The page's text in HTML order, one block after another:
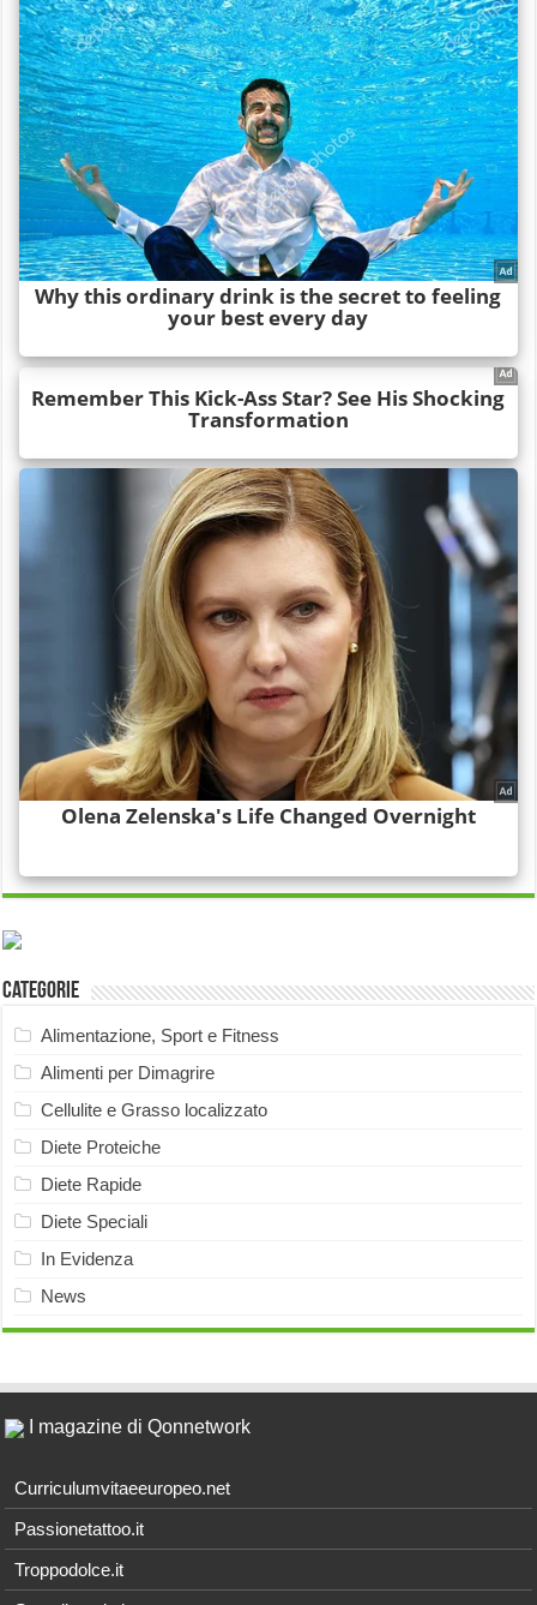
Categorie
Alimentazione, Sport e Fitness
Alimenti per Dimagrire
Cellulite e Grasso localizzato
Diete Proteiche
Diete Rapide
Diete Speciali
In Evidenza
News
I magazine di Qonnetwork
Curriculumvitaeeuropeo.net
Passionetattoo.it
Troppodolce.it